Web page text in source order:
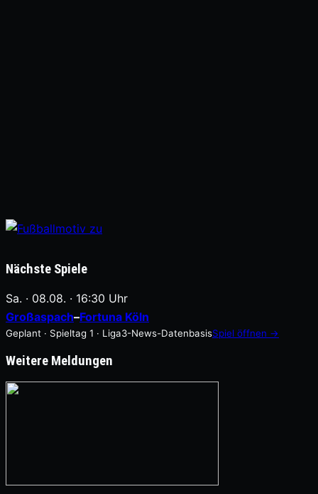
Nächste Spiele
Sa. · 08.08. · 16:30 Uhr
Großaspach–Fortuna Köln
Geplant · Spieltag 1 · Liga3-News-DatenbasisSpiel öffnen →
Weitere Meldungen